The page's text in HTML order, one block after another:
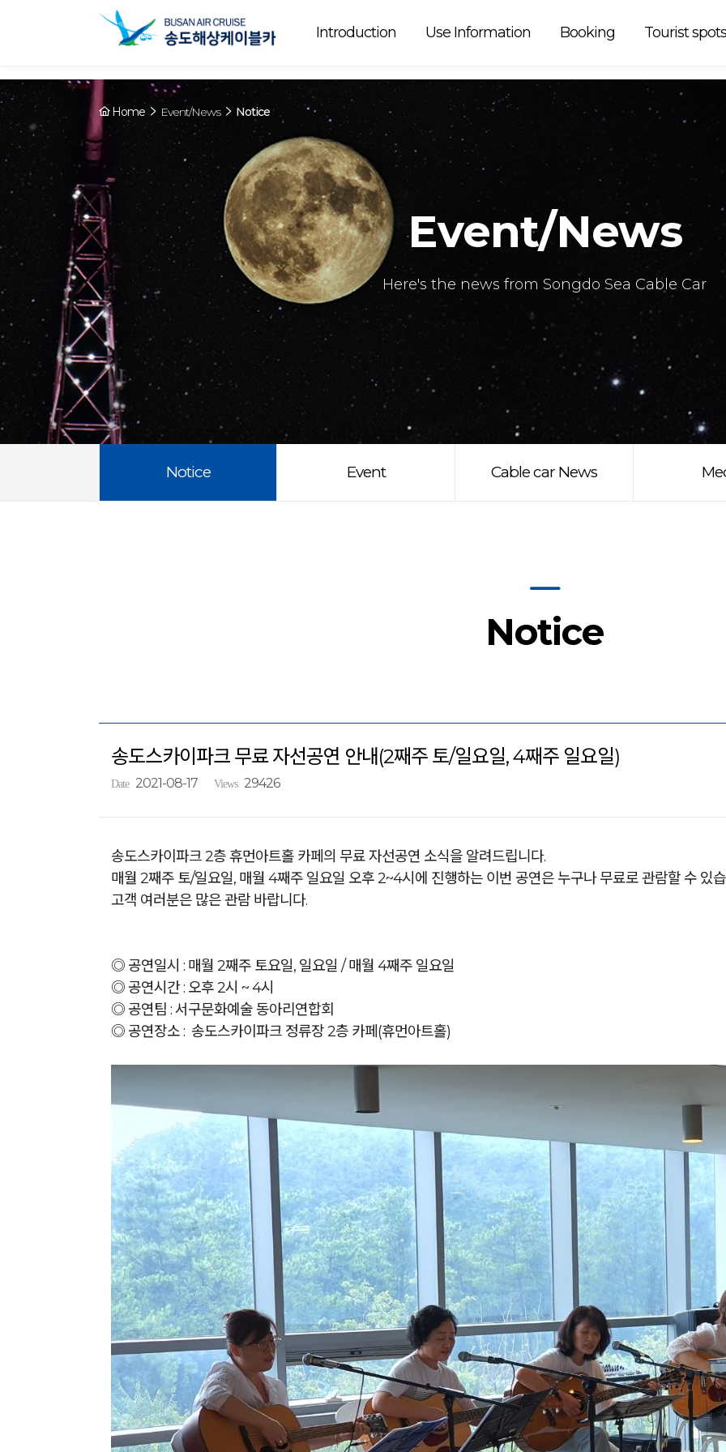
Array ( [0] => YY [1] => 09:00~22:00 [2] => Running [3] => The cable car is
now. [4] => Y [5] => - [6] => - )
Introduction Use Information Booking Tourist spots
Home Event/News Notice
Event/News
Here's the news from Songdo Sea Cable Car
Notice Event Cable car News
Notice
송도스카이파크 무료 자선공연 안내(2째주 토/일요일, 4째주 일요일)
Date 2021-08-17 Views 29426
송도스카이파크 2층 휴먼아트홀 카페의 무료 자선공연 소식을 알려드립니다.
매월 2째주 토/일요일, 매월 4째주 일요일 오후 2~4시에 진행하는 이번 공연은 누구나 무료로 관람할 수 있
고객 여러분은 많은 관람 바랍니다.
◎ 공연일시 : 매월 2째주 토요일, 일요일 / 매월 4째주 일요일
◎ 공연시간 : 오후 2시 ~ 4시
◎ 공연팀 : 서구문화예술 동아리연합회
◎ 공연장소 : 송도스카이파크 정류장 2층 카페(휴먼아트홀)